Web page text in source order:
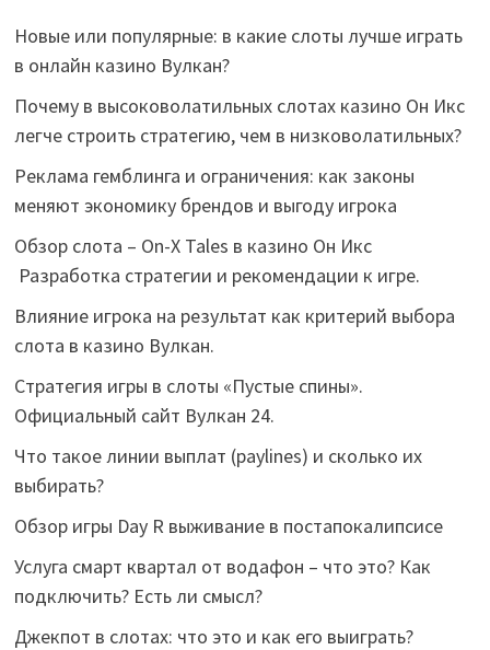
Новые или популярные: в какие слоты лучше играть
в онлайн казино Вулкан?
Почему в высоковолатильных слотах казино Он Икс
легче строить стратегию, чем в низковолатильных?
Реклама гемблинга и ограничения: как законы
меняют экономику брендов и выгоду игрока
Обзор слота – On-X Tales в казино Он Икс
Разработка стратегии и рекомендации к игре.
Влияние игрока на результат как критерий выбора
слота в казино Вулкан.
Стратегия игры в слоты «Пустые спины».
Официальный сайт Вулкан 24.
Что такое линии выплат (paylines) и сколько их
выбирать?
Обзор игры Day R выживание в постапокалипсисе
Услуга смарт квартал от водафон – что это? Как
подключить? Есть ли смысл?
Джекпот в слотах: что это и как его выиграть?